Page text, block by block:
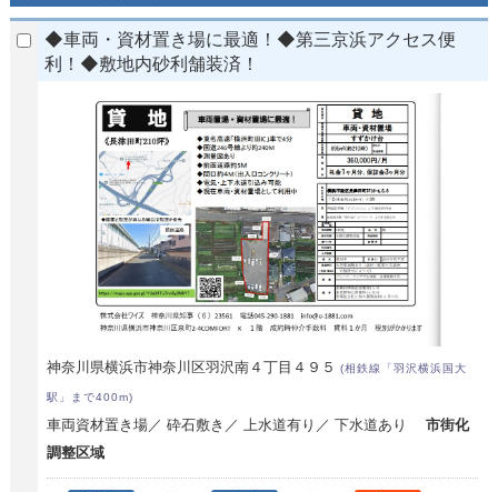
◆車両・資材置き場に最適！◆第三京浜アクセス便
利！◆敷地内砂利舗装済！
神奈川県横浜市神奈川区羽沢南４丁目４９５(相鉄線「羽沢横浜国大
駅」まで400m)
車両資材置き場／ 砕石敷き／ 上水道有り／ 下水道あり市街化
調整区域